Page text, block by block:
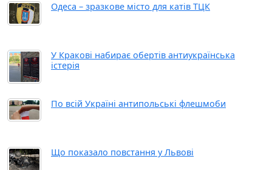
Одеса – зразкове місто для катів ТЦК
У Кракові набирає обертів антиукраїнська
істерія
По всій Україні антипольські флешмоби
Що показало повстання у Львові